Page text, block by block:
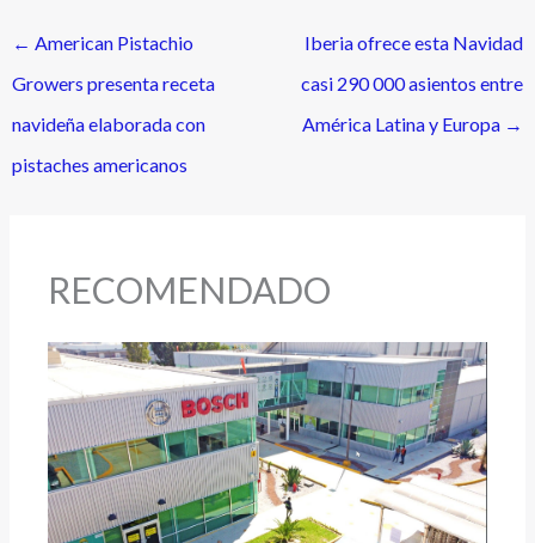
← American Pistachio
Growers presenta receta
navideña elaborada con
pistaches americanos
Iberia ofrece esta Navidad
casi 290 000 asientos entre
América Latina y Europa →
RECOMENDADO